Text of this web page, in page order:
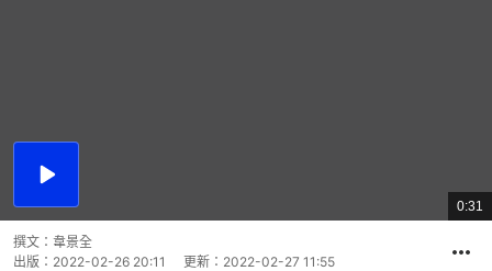
播
總
共
0:31
撰文： 韋景全
出版： 2022-02-26 20:11 更新： 2022-02-27 11:55